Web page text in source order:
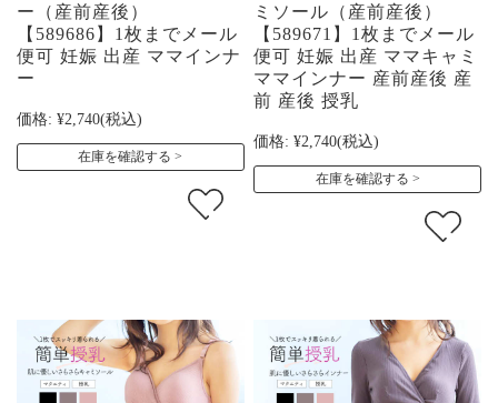
ー（産前産後）
【589686】1枚までメール
便可 妊娠 出産 ママインナ
ー
価格: ¥2,740(税込)
在庫を確認する
ミソール（産前産後）
【589671】1枚までメール
便可 妊娠 出産 ママキャミ
ママインナー 産前産後 産
前 産後 授乳
価格: ¥2,740(税込)
在庫を確認する